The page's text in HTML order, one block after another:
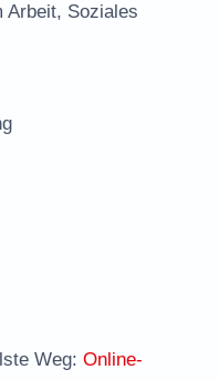
Arbeit, Soziales
Weg: Online-